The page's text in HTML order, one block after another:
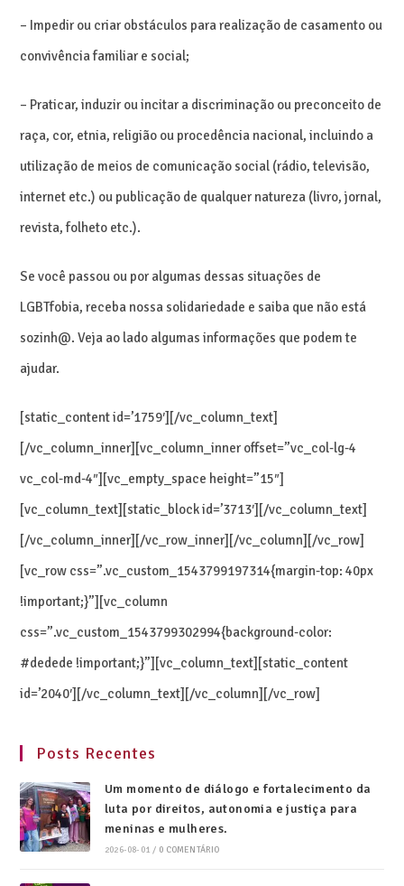
– Impedir ou criar obstáculos para realização de casamento ou
convivência familiar e social;
– Praticar, induzir ou incitar a discriminação ou preconceito de
raça, cor, etnia, religião ou procedência nacional, incluindo a
utilização de meios de comunicação social (rádio, televisão,
internet etc.) ou publicação de qualquer natureza (livro, jornal,
revista, folheto etc.).
Se você passou ou por algumas dessas situações de
LGBTfobia, receba nossa solidariedade e saiba que não está
sozinh@. Veja ao lado algumas informações que podem te
ajudar.
[static_content id=’1759′][/vc_column_text]
[/vc_column_inner][vc_column_inner offset=”vc_col-lg-4
vc_col-md-4″][vc_empty_space height=”15″]
[vc_column_text][static_block id=’3713′][/vc_column_text]
[/vc_column_inner][/vc_row_inner][/vc_column][/vc_row]
[vc_row css=”.vc_custom_1543799197314{margin-top: 40px
!important;}”][vc_column
css=”.vc_custom_1543799302994{background-color:
#dedede !important;}”][vc_column_text][static_content
id=’2040′][/vc_column_text][/vc_column][/vc_row]
Posts Recentes
Um momento de diálogo e fortalecimento da
luta por direitos, autonomia e justiça para
meninas e mulheres.
2026-08-01 / 0 COMENTÁRIO